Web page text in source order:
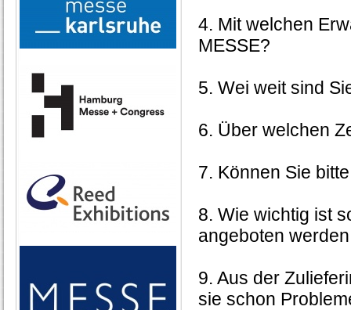
4. Mit welchen
MESSE?
5. Wei weit sind
6. Über welchen
7. Können Sie
8. Wie wichtig ist
angeboten
9. Aus der
sie schon